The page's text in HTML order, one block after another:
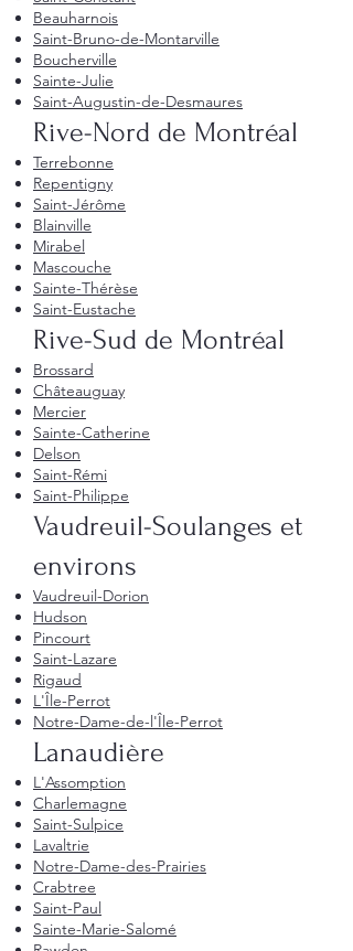
Beauharnois
Saint-Bruno-de-Montarville
Boucherville
Sainte-Julie
Saint-Augustin-de-Desmaures
Rive-Nord de Montréal
Terrebonne
Repentigny
Saint-Jérôme
Blainville
Mirabel
Mascouche
Sainte-Thérèse
Saint-Eustache
Rive-Sud de Montréal
Brossard
Châteauguay
Mercier
Sainte-Catherine
Delson
Saint-Rémi
Saint-Philippe
Vaudreuil-Soulanges et
environs
Vaudreuil-Dorion
Hudson
Pincourt
Saint-Lazare
Rigaud
L'Île-Perrot
Notre-Dame-de-l'Île-Perrot
Lanaudière
L'Assomption
Charlemagne
Saint-Sulpice
Lavaltrie
Notre-Dame-des-Prairies
Crabtree
Saint-Paul
Sainte-Marie-Salomé